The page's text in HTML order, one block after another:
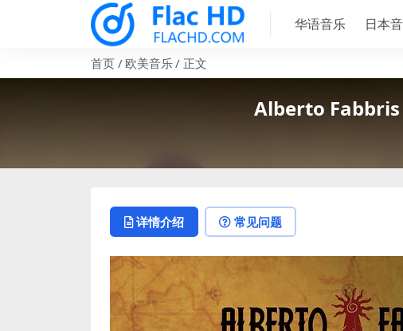
华语音乐 日本
首页 欧美音乐 正文
Alberto Fabbris
详情介绍 常见问题